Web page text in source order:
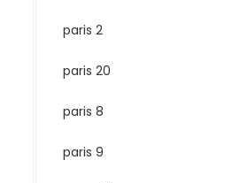
paris 2
paris 20
paris 8
paris 9